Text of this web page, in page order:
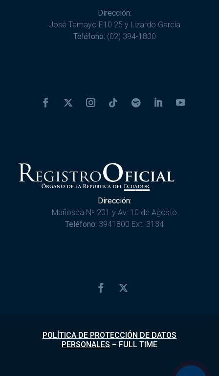
Dirección:
José Tamayo E10 25 y Lizardo García
Teléfono: (02) 394-1800
Dirección:
Mañosca Nº 201 y Av. 10 de Agosto
Teléfono: 3941800 Ext. 3134
POLÍTICA DE PROTECCIÓN DE DATOS
PERSONALES – FULL TIME